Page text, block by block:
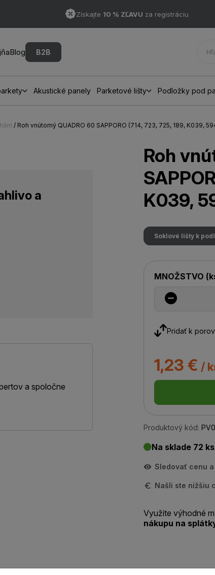
Získajte 10 % ZĽAVU za registráciu
Blog B2B
Akustické panely Parketové lišty Podložky pod
/ Roh vnútorný QUADRO 60 SAPPORO (714, 723, 725, 189, K039,
a
a spoločne
Roh
K039,
Soklové lišty k
MNOŽSTVO (
Pridať k
1,23 € /
Produktový kód:
Na sklade 72 ks
Sledovať cenu
Našli ste nižšiu
Využite výhodné
nákupu na